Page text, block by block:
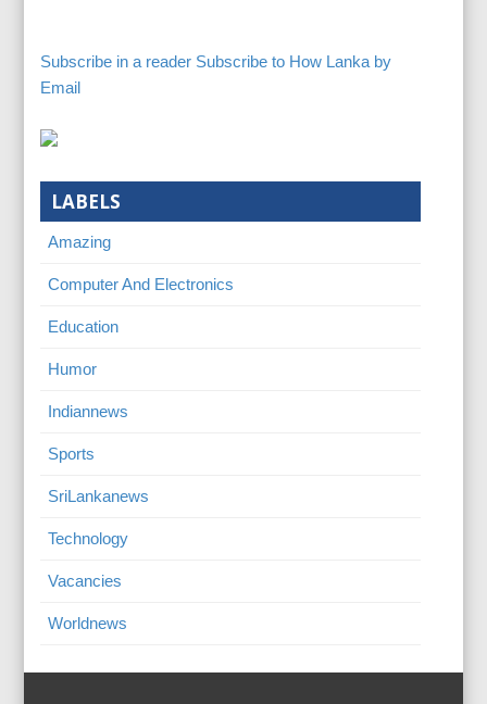
Subscribe in a reader Subscribe to How Lanka by
Email
LABELS
Amazing
Computer And Electronics
Education
Humor
Indiannews
Sports
SriLankanews
Technology
Vacancies
Worldnews